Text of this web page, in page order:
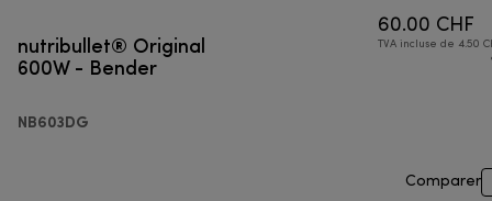
nutribullet® Original
600W - Bender
NB603DG
60.00 CHF
TVA incluse de 4.50
Comparer